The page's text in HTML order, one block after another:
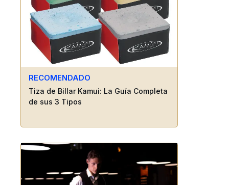
RECOMENDADO
Tiza de Billar Kamui: La Guía Completa
de sus 3 Tipos